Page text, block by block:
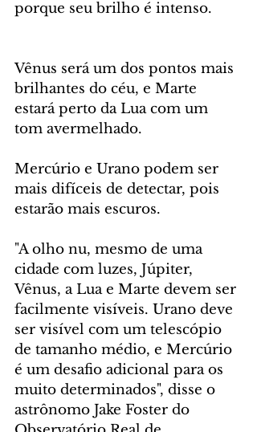
porque seu brilho é intenso.
Vênus será um dos pontos mais
brilhantes do céu, e Marte
estará perto da Lua com um
tom avermelhado.
Mercúrio e Urano podem ser
mais difíceis de detectar, pois
estarão mais escuros.
"A olho nu, mesmo de uma
cidade com luzes, Júpiter,
Vênus, a Lua e Marte devem ser
facilmente visíveis. Urano deve
ser visível com um telescópio
de tamanho médio, e Mercúrio
é um desafio adicional para os
muito determinados", disse o
astrônomo Jake Foster do